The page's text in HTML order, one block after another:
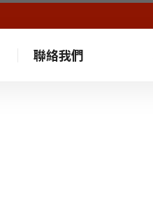
聯絡我們